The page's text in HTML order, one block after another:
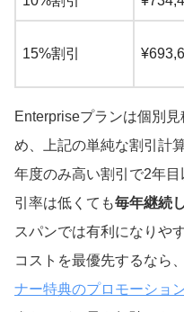
15%割引
Enterpriseプランは個別
め、上記の単純な割引計
年度のみ高い割引で2年
引率は低くても毎年継続
スパンでは有利になりや
コストを最優先するなら、
ナー特典のプロモーショ